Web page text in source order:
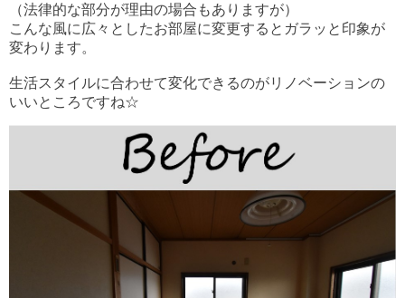
（法律的な部分が理由の場合もありますが）
こんな風に広々としたお部屋に変更するとガラッと印象が
変わります。
生活スタイルに合わせて変化できるのがリノベーションの
いいところですね☆